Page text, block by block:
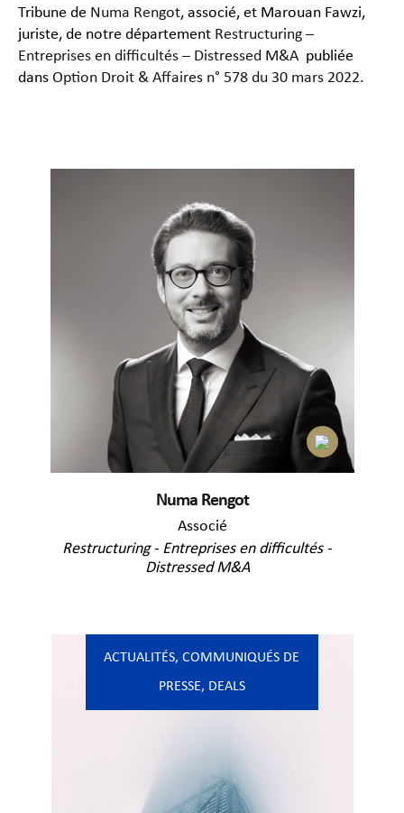
Tribune de Numa Rengot, associé, et Marouan Fawzi,
juriste, de notre département Restructuring –
Entreprises en difficultés – Distressed M&A publiée
dans Option Droit & Affaires n° 578 du 30 mars 2022.
Numa Rengot
Associé
Restructuring - Entreprises en difficultés -
Distressed M&A
ACTUALITÉS,COMMUNIQUÉS DE
PRESSE, DEALS